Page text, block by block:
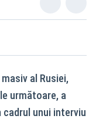
al Rusiei,
următoare, a
unui interviu